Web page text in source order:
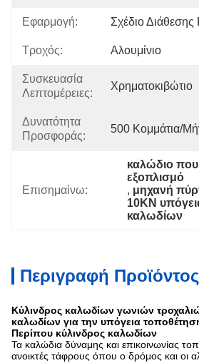
Εφαρμογή: Σχέδιο
Τροχός: Αλουμίνιο
Συσκευασία
Λεπτομέρειες:
Χρηματοκιβώτιο
Δυνατότητα
Προσφοράς:
500 Κομμάτια/
Επισημαίνω:
καλώδιο που
εξοπλισμό
, μηχανή
10KN
καλωδίων
Περιγραφή Προϊόντος
Κύλινδρος καλωδίων γωνιών
καλωδίων για την υπόγεια
Περίπου κύλινδρος καλωδίων
Τα καλώδια δύναμης και επικοινωνίας
ανοικτές τάφρους όπου ο δρόμος και οι